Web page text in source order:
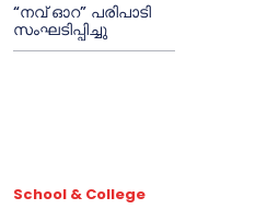
“നവ് ഓറ” പരിപാടി
സംഘടിപ്പിച്ചു
School & College